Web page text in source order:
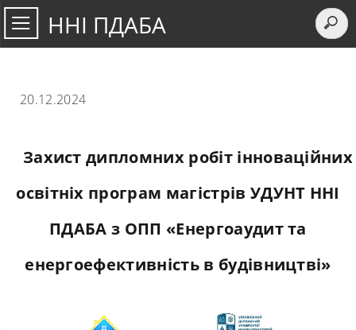
ННІ ПДАБА
20.12.2024
Захист дипломних робіт інноваційних
освітніх програм магістрів УДУНТ ННІ
ПДАБА з ОПП «Енергоаудит та
енергоефективність в будівництві»